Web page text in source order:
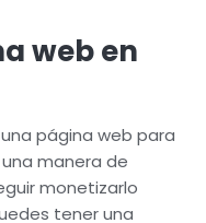
web en
página web para
manera de
monetizarlo
tener una